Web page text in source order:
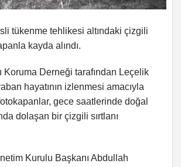
tükenme tehlikesi altındaki çizgili
kayda alındı.
Koruma Derneği tarafından Leçelik
hayatının izlenmesi amacıyla
gece saatlerinde doğal
dolaşan bir çizgili sırtlanı
Kurulu Başkanı Abdullah